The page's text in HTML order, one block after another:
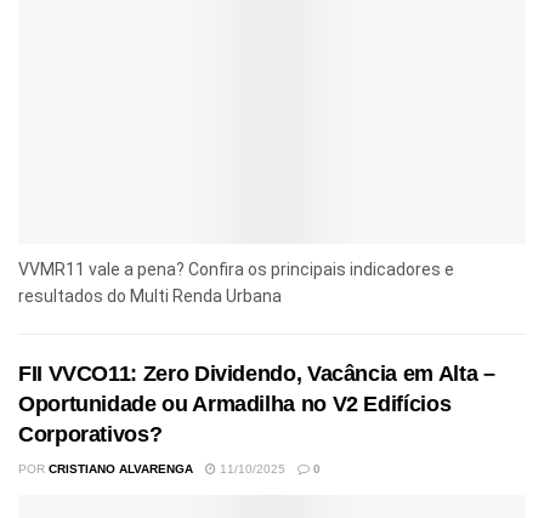
VVMR11 vale a pena? Confira os principais indicadores e
resultados do Multi Renda Urbana
FII VVCO11: Zero Dividendo, Vacância em Alta –
Oportunidade ou Armadilha no V2 Edifícios
Corporativos?
POR CRISTIANO ALVARENGA 11/10/2025 0